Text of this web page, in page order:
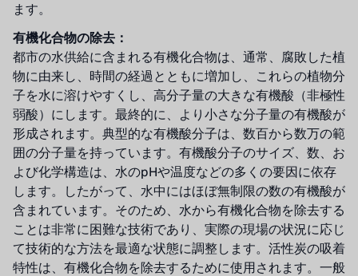
ます。
有機化合物の除去：
都市の水供給に含まれる有機化合物は、通常、腐敗した植
物に由来し、時間の経過とともに増加し、これらの植物分
子を水に溶けやすくし、高分子量の大きな有機酸（非極性
弱酸）にします。最終的に、より小さな分子量の有機酸が
形成されます。典型的な有機酸分子は、数百から数万の範
囲の分子量を持っています。有機酸分子のサイズ、数、お
よび化学構造は、水のpHや温度などの多くの要因に依存
します。したがって、水中にはほぼ無制限の数の有機酸が
含まれています。そのため、水から有機化合物を除去する
ことは非常に困難な技術であり、実際の現場の状況に応じ
て技術的な方法を最適な状態に調整します。活性炭の吸着
特性は、有機化合物を除去するために使用されます。一般